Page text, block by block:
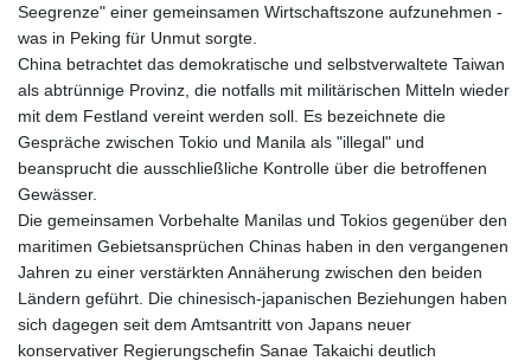
Seegrenze" einer gemeinsamen Wirtschaftszone aufzunehmen -
was in Peking für Unmut sorgte.
China betrachtet das demokratische und selbstverwaltete Taiwan
als abtrünnige Provinz, die notfalls mit militärischen Mitteln wieder
mit dem Festland vereint werden soll. Es bezeichnete die
Gespräche zwischen Tokio und Manila als "illegal" und
beansprucht die ausschließliche Kontrolle über die betroffenen
Gewässer.
Die gemeinsamen Vorbehalte Manilas und Tokios gegenüber den
maritimen Gebietsansprüchen Chinas haben in den vergangenen
Jahren zu einer verstärkten Annäherung zwischen den beiden
Ländern geführt. Die chinesisch-japanischen Beziehungen haben
sich dagegen seit dem Amtsantritt von Japans neuer
konservativer Regierungschefin Sanae Takaichi deutlich